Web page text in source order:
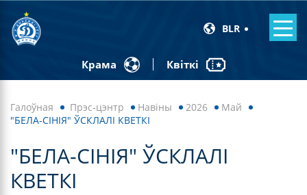
BLR
Крама Квіткі
Галоўная Прэс-цэнтр Навiны 2026
Май
"БЕЛА-СІНІЯ" ЎСКЛАЛІ КВЕТКІ
"БЕЛА-СІНІЯ" ЎСКЛАЛІ
КВЕТКІ